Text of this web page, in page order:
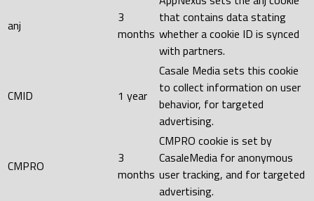
anj
3
months
that contains data stating
whether a cookie ID is synced
with partners.
CMID 1 year
Casale Media sets this cookie
to collect information on user
behavior, for targeted
advertising.
CMPRO
3
months
CMPRO cookie is set by
CasaleMedia for anonymous
user tracking, and for targeted
advertising.